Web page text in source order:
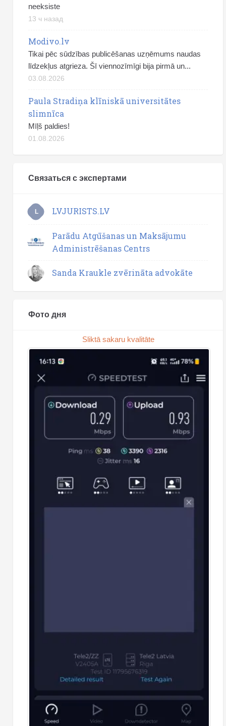
neeksiste
13 ч назад
Modivo.lv
Tikai pēc sūdzības publicēšanas uzņēmums naudas
līdzekļus atgrieza. Šī viennozīmīgi bija pirmā un...
03.08.2026
Paula Stradiņa klīniskā universitātes
slimnīca
Mīļš paldies!
01.08.2026
Связаться с экспертами
L LVJURISTS.LV
Parādu Atgūšanas un Maksājumu
Administrēšanas Centrs
Sanda Kraukle zvērināta advokāte
Фото дня
Sliktā sakaru kvalitāte